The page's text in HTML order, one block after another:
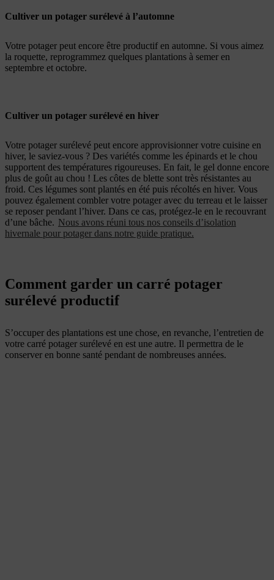
Cultiver un potager surélevé à l’automne
Votre potager peut encore être productif en automne. Si vous aimez
la roquette, reprogrammez quelques plantations à semer en
septembre et octobre.
Cultiver un potager surélevé en hiver
Votre potager surélevé peut encore approvisionner votre cuisine en
hiver, le saviez-vous ? Des variétés comme les épinards et le chou
supportent des températures rigoureuses. En fait, le gel donne encore
plus de goût au chou ! Les côtes de blette sont très résistantes au
froid. Ces légumes sont plantés en été puis récoltés en hiver. Vous
pouvez également combler votre potager avec du terreau et le laisser
se reposer pendant l’hiver. Dans ce cas, protégez-le en le recouvrant
d’une bâche. Nous avons réuni tous nos conseils d’isolation
hivernale pour potager dans notre guide pratique.
Comment garder un carré potager
surélevé productif
S’occuper des plantations est une chose, en revanche, l’entretien de
votre carré potager surélevé en est une autre. Il permettra de le
conserver en bonne santé pendant de nombreuses années.